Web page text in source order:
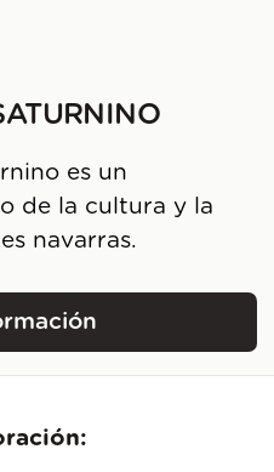
es un
de la cultura y la
navarras.
Iglesia de San